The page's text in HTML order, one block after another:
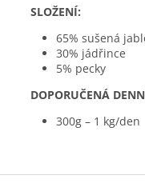
SLOŽENÍ:
65% sušená
30% jádřince
5% pecky
DOPORUČENÁ
300g – 1 kg/den